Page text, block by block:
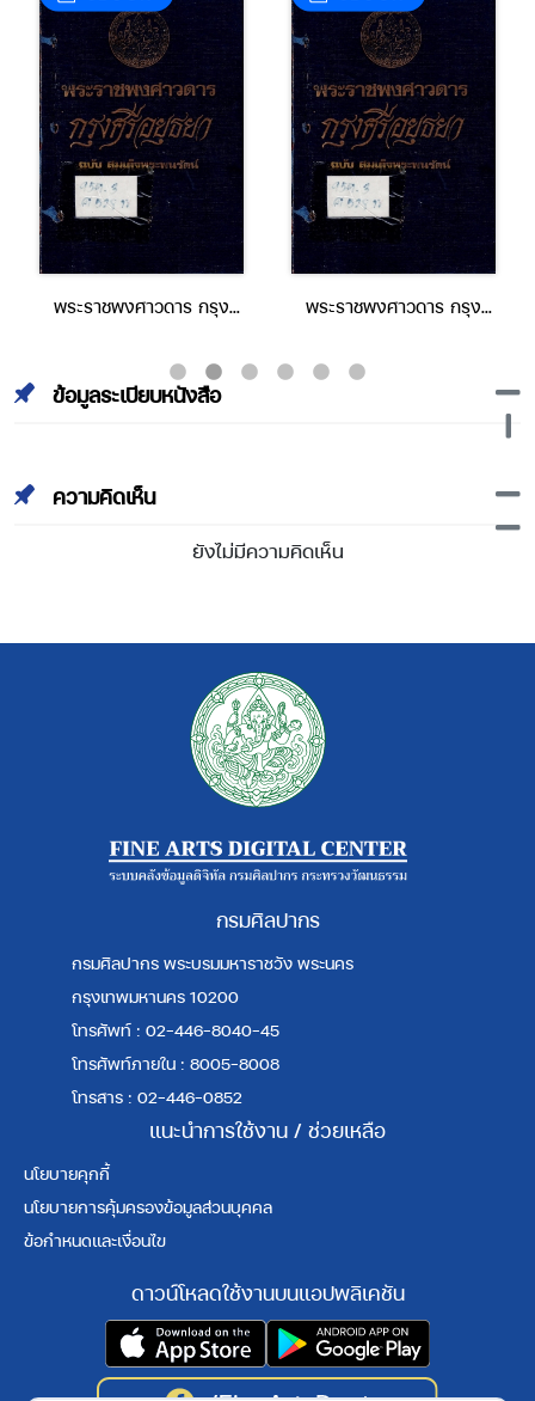
พระราชพงศาวดาร กรุง
พนรัตน์ part1
พระราชพงศาวดาร กรุง
พนรัตน์ part2
ข้อมูลระเบียบหนังสือ
ความคิดเห็น
ยังไม่มีความคิดเห็น
กรมศิลปากร
กรมศิลปากร พระบรมมหาราชวัง พระนคร
กรุงเทพมหานคร 10200
โทรศัพท์ : 02-446-8040-45
โทรศัพท์ภายใน : 8005-8008
โทรสาร : 02-446-0852
แนะนำการใช้งาน / ช่วยเหลือ
นโยบายคุกกี้
นโยบายการคุ้มครองข้อมูลส่วนบุคคล
ข้อกำหนดและเงื่อนไข
ดาวน์โหลดใช้งานบนแอปพลิเคชัน